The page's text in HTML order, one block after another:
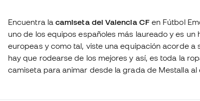
Encuentra la camiseta del Valencia CFen Fútbol
uno de los equipos españoles más laureado y es un
europeas y como tal, viste una equipación acorde a
hay que rodearse de los mejores y así, es toda la
camiseta para animar desde la grada de Mestalla